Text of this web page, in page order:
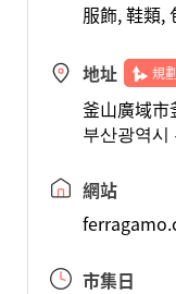
服飾, 鞋類,
地址 規
釜山廣域市
부산광역시
網站
市集日